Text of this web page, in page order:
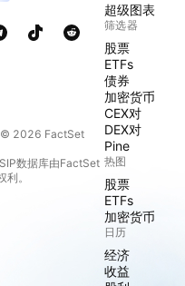
© 2026 FactSet
数据库由FactSet
。
超级图表
筛选器
股票
ETFs
债券
加密货币
CEX对
DEX对
Pine
热图
股票
ETFs
加密货币
日历
经济
收益